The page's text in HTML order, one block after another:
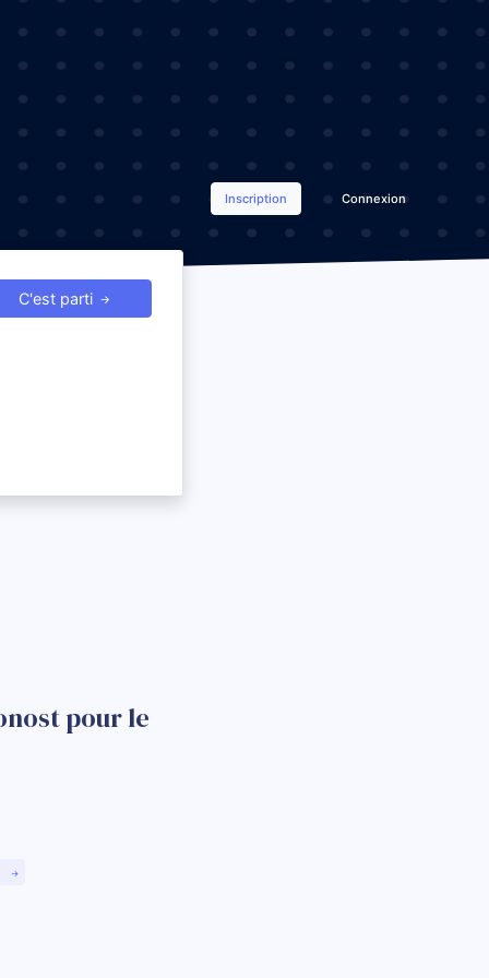
Inscription Connexion
C'est parti
pour le